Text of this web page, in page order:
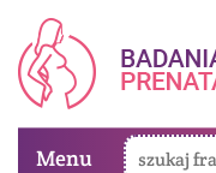
Menu